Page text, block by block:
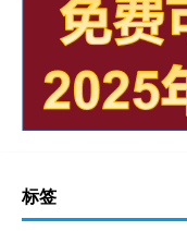
标签